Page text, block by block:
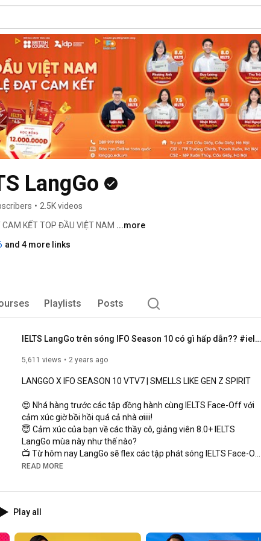
LangGo
• 2.5K videos
CAM KẾT TOP ĐẦU VIỆT NAM ...more
and 4 more links
Playlists Posts
IELTS LangGo trên sóng IFO Season 10 có gì hấp dẫn?? #ieltslanggo #smellslikegenzspirit #ifo
5,611 views 2 years ago
LANGGO X IFO SEASON 10 VTV7 | SMELLS LIKE GEN Z SPIRIT
😍 Nhá hàng trước các tập đồng hành cùng IELTS Face-Off với
cảm xúc giờ bồi hồi quá cả nhà ơiiii!
😇 Cảm xúc của bạn về các thầy cô, giảng viên 8.0+ IELTS
LangGo mùa này như thế nào?
📺 Từ hôm nay LangGo sẽ flex các tập phát sóng IELTS Face-Off
mùa 10 SIÊU COOL cùng các host nổi tiếng: Bino, Uy Lê, Thảo
LangGo hi vọng sẽ truyền cảm hứng cho các bạn trẻ trên hành
READ MORE
Play all